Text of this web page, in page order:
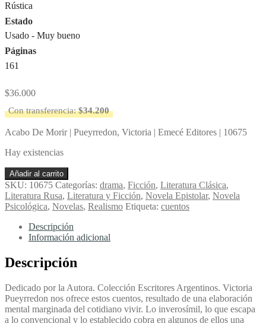
Rústica
Estado
Usado - Muy bueno
Páginas
161
$36.000
Con transferencia:$34.200
Acabo De Morir | Pueyrredon, Victoria | Emecé Editores | 10675
Hay existencias
Acabo
De
Morir
-
Pueyrredon,
Victoria
cantidad
Añadir al carrito
SKU: 10675 Categorías: drama, Ficción, Literatura Clásica,
Literatura Rusa, Literatura y Ficción, Novela Epistolar, Novela
Psicológica, Novelas, Realismo Etiqueta: cuentos
Descripción
Información adicional
Descripción
Dedicado por la Autora. Colección Escritores Argentinos. Victoria
Pueyrredon nos ofrece estos cuentos, resultado de una elaboración
mental marginada del cotidiano vivir. Lo inverosímil, lo que escapa
a lo convencional y lo establecido cobra en algunos de ellos una